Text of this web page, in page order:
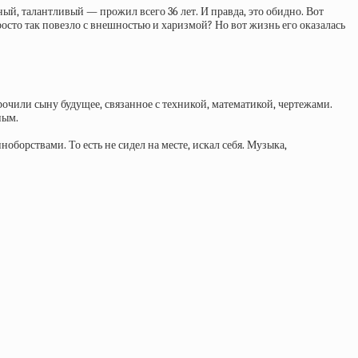
талантливый — прожил всего 36 лет. И правда, это обидно. Вот
так повезло с внешностью и харизмой? Но вот жизнь его оказалась
сыну будущее, связанное с техникой, математикой, чертежами.
То есть не сидел на месте, искал себя. Музыка,